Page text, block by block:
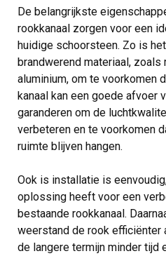
De belangrijkste
rookkanaal zorgen voor een
huidige schoorsteen. Zo is
brandwerend materiaal,
aluminium, om te voorkomen
kanaal kan een goede afvoer
garanderen om de
verbeteren en te voorkomen
ruimte blijven hangen.
Ook is installatie is
oplossing heeft voor een
bestaande rookkanaal.
weerstand de rook efficiënter
de langere termijn minder tijd